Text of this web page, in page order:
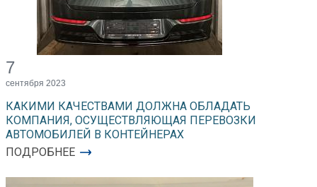
7
сентября 2023
КАКИМИ КАЧЕСТВАМИ ДОЛЖНА ОБЛАДАТЬ
КОМПАНИЯ, ОСУЩЕСТВЛЯЮЩАЯ ПЕРЕВОЗКИ
АВТОМОБИЛЕЙ В КОНТЕЙНЕРАХ
ПОДРОБНЕЕ